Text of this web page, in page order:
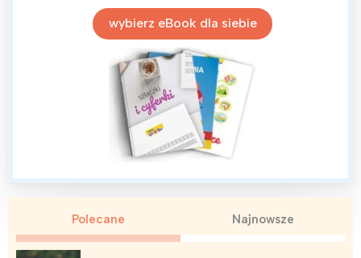
wybierz eBook dla siebie
Polecane Najnowsze
Warszawa Śląsk